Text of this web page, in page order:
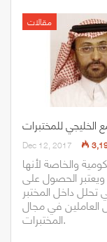
مقالات
الخليجي للمختبرات
Dec 12, 2017
والخاصة لأنها
الحصول على
تحلل داخل المختبر
في مجال
المختبرات.